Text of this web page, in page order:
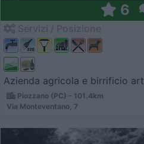
6
Azienda agricola e birrificio
Piozzano (PC) - 101.4km
Via Monteventano, 7